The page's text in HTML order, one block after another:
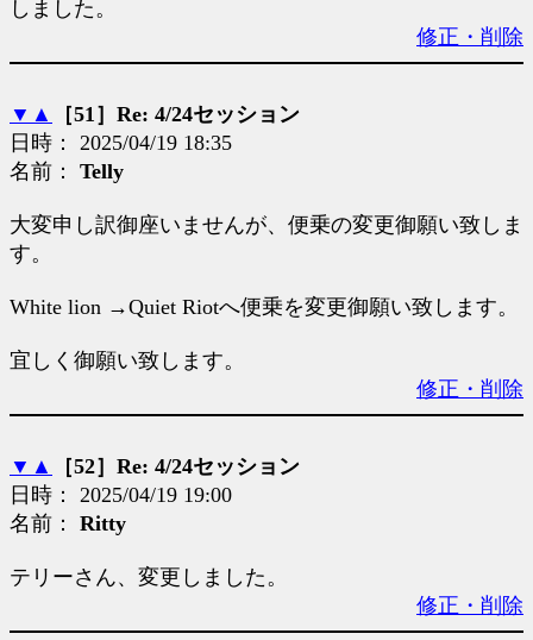
しました。
修正・削除
▼ ▲
［51］Re: 4/24セッション
日時： 2025/04/19 18:35
名前： Telly
大変申し訳御座いませんが、便乗の変更御願い致しま
す。
White lion →Quiet Riotへ便乗を変更御願い致します。
宜しく御願い致します。
修正・削除
▼ ▲
［52］Re: 4/24セッション
日時： 2025/04/19 19:00
名前： Ritty
テリーさん、変更しました。
修正・削除